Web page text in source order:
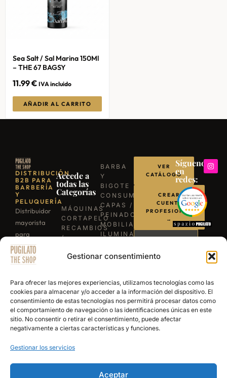
Gestionar consentimiento
Para ofrecer las mejores experiencias, utilizamos tecnologías como las
cookies para almacenar y/o acceder a la información del dispositivo. El
consentimiento de estas tecnologías nos permitirá procesar datos como
el comportamiento de navegación o las identificaciones únicas en este
sitio. No consentir o retirar el consentimiento, puede afectar
negativamente a ciertas características y funciones.
Gestionar los servicios
Aceptar
Sea Salt / Sal Marina 150Ml
– THE 67 BAGSY
11.99€ IVA incluido
AÑADIR AL CARRITO
DISTRIBUCIÓN
B2B PARA
BARBERÍA
Y
PELUQUERÍA
Distribuidor
mayorista
para
profesionales
de la
peluquería.
Más de 15
años
abasteciendo
a los
salones y
academias
Accede a
todas las
Categorías
MÁQUINAS
CORTAPELO
RECAMBIOS
/
TIJERAS
BARBERÍA
SECADORES
PRODUCTOS
DE
ACABADO
BARBA
Y
BIGOTE
CONSUMIBLES
CAPAS /
PEINADORES
MOBILIARIO
ILUMINACIÓN
B-03
VER
CATÁLOGO
CREAR
CUENTA
PROFESIONAL
→
ESCRÍBENOS
Síguenos
en
redes: